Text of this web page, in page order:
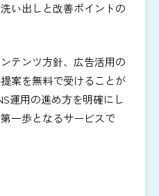
い出しと改善ポイントの
テンツ方針、広告活用の
案を無料で受けることが
運用の進め方を明確にし
一歩となるサービスで